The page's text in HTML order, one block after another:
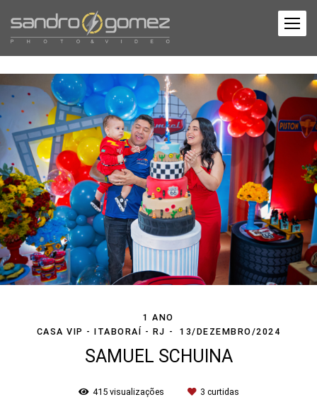
1 ANO
CASA VIP - ITABORAÍ - RJ
13/DEZEMBRO/2024
SAMUEL SCHUINA
415visualizações 3 curtidas